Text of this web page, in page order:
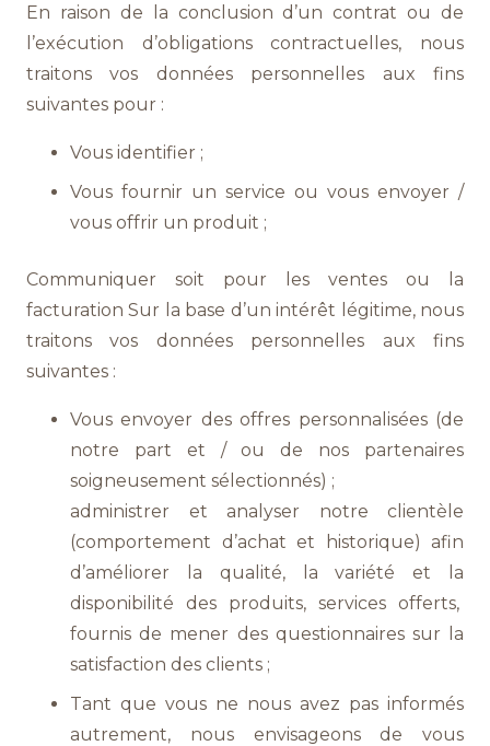
En raison de la conclusion d’un contrat ou de
l’exécution d’obligations contractuelles, nous
traitons vos données personnelles aux fins
suivantes pour :
Vous identifier ;
Vous fournir un service ou vous envoyer /
vous offrir un produit ;
Communiquer soit pour les ventes ou la
facturation Sur la base d’un intérêt légitime, nous
traitons vos données personnelles aux fins
suivantes :
Vous envoyer des offres personnalisées (de
notre part et / ou de nos partenaires
soigneusement sélectionnés) ;
administrer et analyser notre clientèle
(comportement d’achat et historique) afin
d’améliorer la qualité, la variété et la
disponibilité des produits, services offerts,
fournis de mener des questionnaires sur la
satisfaction des clients ;
Tant que vous ne nous avez pas informés
autrement, nous envisageons de vous